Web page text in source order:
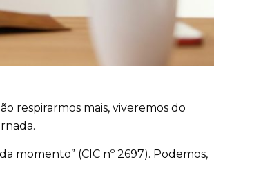
respirarmos mais, viveremos do
momento” (CIC nº 2697). Podemos,